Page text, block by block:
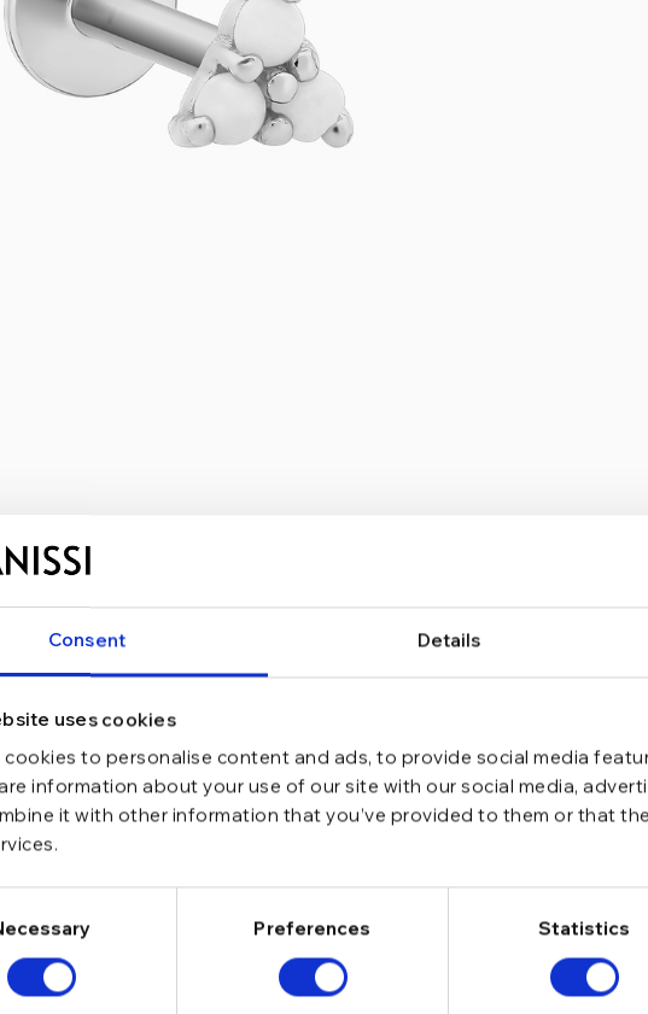
Consent Details
uses cookies
cookies to personalise content and ads, to provide social media
information about your use of our site with our social media,
it with other information that you’ve provided to them or that
Preferences Statistics